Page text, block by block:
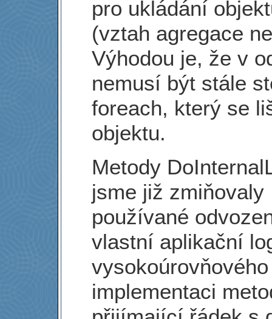
pro ukládání
(vztah agregace
Výhodou je, že v
nemusí být stále
foreach, který se
objektu.
Metody
jsme již
používané
vlastní aplikační
implementaci